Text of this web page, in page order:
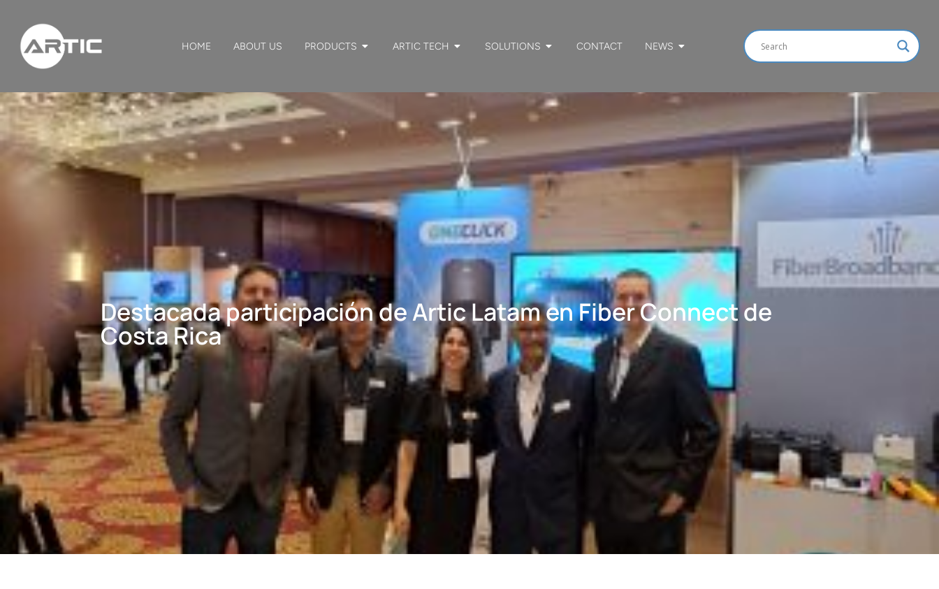
HOME ABOUT US PRODUCTS ARTIC TECH SOLUTIONS CONTACT NEWS
Destacada participación de Artic Latam en Fiber Connect de
Costa Rica